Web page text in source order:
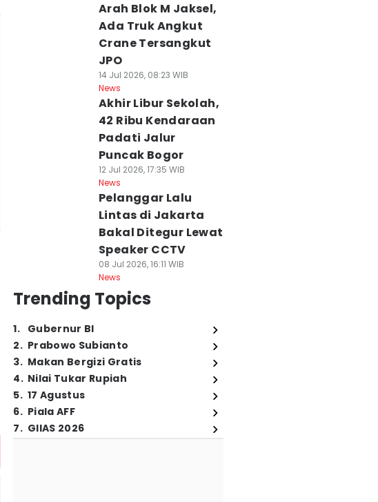
Arah Blok M Jaksel,
Ada Truk Angkut
Crane Tersangkut
JPO
14 Jul 2026, 08:23 WIB
News
Akhir Libur Sekolah,
42 Ribu Kendaraan
Padati Jalur
Puncak Bogor
12 Jul 2026, 17:35 WIB
News
Pelanggar Lalu
Lintas di Jakarta
Bakal Ditegur Lewat
Speaker CCTV
08 Jul 2026, 16:11 WIB
News
Trending Topics
1. Gubernur BI
2. Prabowo Subianto
3. Makan Bergizi Gratis
4. Nilai Tukar Rupiah
5. 17 Agustus
6. Piala AFF
7. GIIAS 2026